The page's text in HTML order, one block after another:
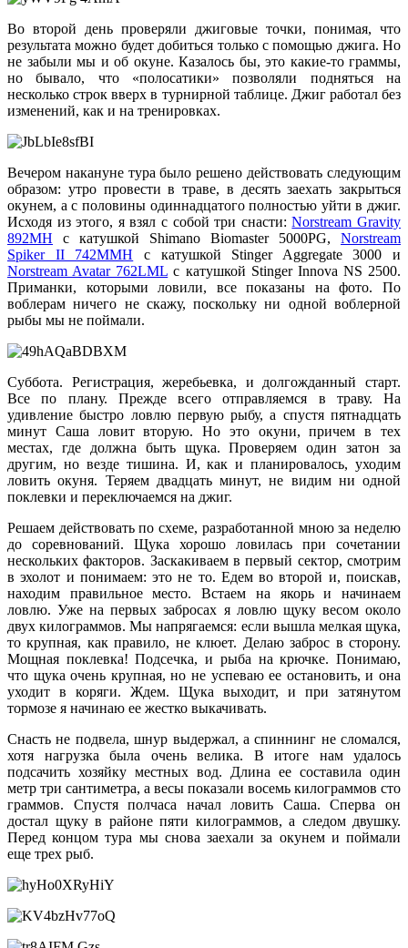
Во второй день проверяли джиговые точки, понимая, что
результата можно будет добиться только с помощью джига. Но
не забыли мы и об окуне. Казалось бы, это какие-то граммы,
но бывало, что «полосатики» позволяли подняться на
несколько строк вверх в турнирной таблице. Джиг работал без
изменений, как и на тренировках.
Вечером накануне тура было решено действовать следующим
образом: утро провести в траве, в десять заехать закрыться
окунем, а с половины одиннадцатого полностью уйти в джиг.
Исходя из этого, я взял с собой три снасти:Norstream Gravity
892MH с катушкой Shimano Biomaster 5000PG, Norstream
Spiker II 742MMH с катушкой Stinger Aggregate 3000 и
Norstream Avatar 762LML c катушкой Stinger Innova NS 2500.
Приманки, которыми ловили, все показаны на фото. По
воблерам ничего не скажу, поскольку ни одной воблерной
рыбы мы не поймали.
Суббота. Регистрация, жеребьевка, и долгожданный старт.
Все по плану. Прежде всего отправляемся в траву. На
удивление быстро ловлю первую рыбу, а спустя пятнадцать
минут Саша ловит вторую. Но это окуни, причем в тех
местах, где должна быть щука. Проверяем один затон за
другим, но везде тишина. И, как и планировалось, уходим
ловить окуня. Теряем двадцать минут, не видим ни одной
поклевки и переключаемся на джиг.
Решаем действовать по схеме, разработанной мною за неделю
до соревнований. Щука хорошо ловилась при сочетании
нескольких факторов. Заскакиваем в первый сектор, смотрим
в эхолот и понимаем: это не то. Едем во второй и, поискав,
находим правильное место. Встаем на якорь и начинаем
ловлю. Уже на первых забросах я ловлю щуку весом около
двух килограммов. Мы напрягаемся: если вышла мелкая щука,
то крупная, как правило, не клюет. Делаю заброс в сторону.
Мощная поклевка! Подсечка, и рыба на крючке. Понимаю,
что щука очень крупная, но не успеваю ее остановить, и она
уходит в коряги. Ждем. Щука выходит, и при затянутом
тормозе я начинаю ее жестко выкачивать.
Снасть не подвела, шнур выдержал, а спиннинг не сломался,
хотя нагрузка была очень велика. В итоге нам удалось
подсачить хозяйку местных вод. Длина ее составила один
метр три сантиметра, а весы показали восемь килограммов сто
граммов. Спустя полчаса начал ловить Саша. Сперва он
достал щуку в районе пяти килограммов, а следом двушку.
Перед концом тура мы снова заехали за окунем и поймали
еще трех рыб.